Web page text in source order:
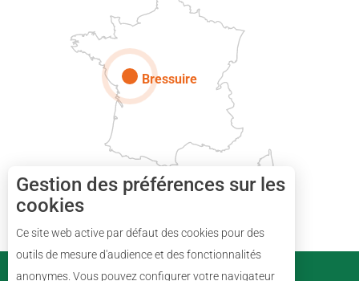
Prestations
Bressuire
PARTENAIRES
Gestion des préférences sur les
cookies
Ce site web active par défaut des cookies pour des
outils de mesure d'audience et des fonctionnalités
anonymes. Vous pouvez configurer votre navigateur